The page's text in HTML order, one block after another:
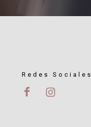
Redes Sociales